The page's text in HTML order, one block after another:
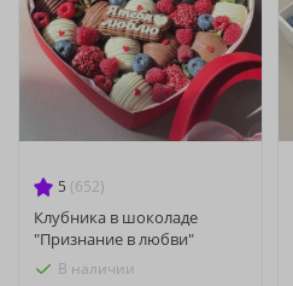
5 (652)
Клубника в шоколаде
"Признание в любви"
В наличии